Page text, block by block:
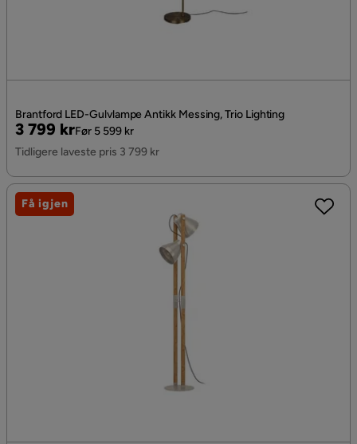
Brantford LED-Gulvlampe Antikk Messing, Trio Lighting
Pris
3 799 kr
Original
Pris
Før 5 599 kr
Tidligere laveste pris 3 799 kr
Få igjen